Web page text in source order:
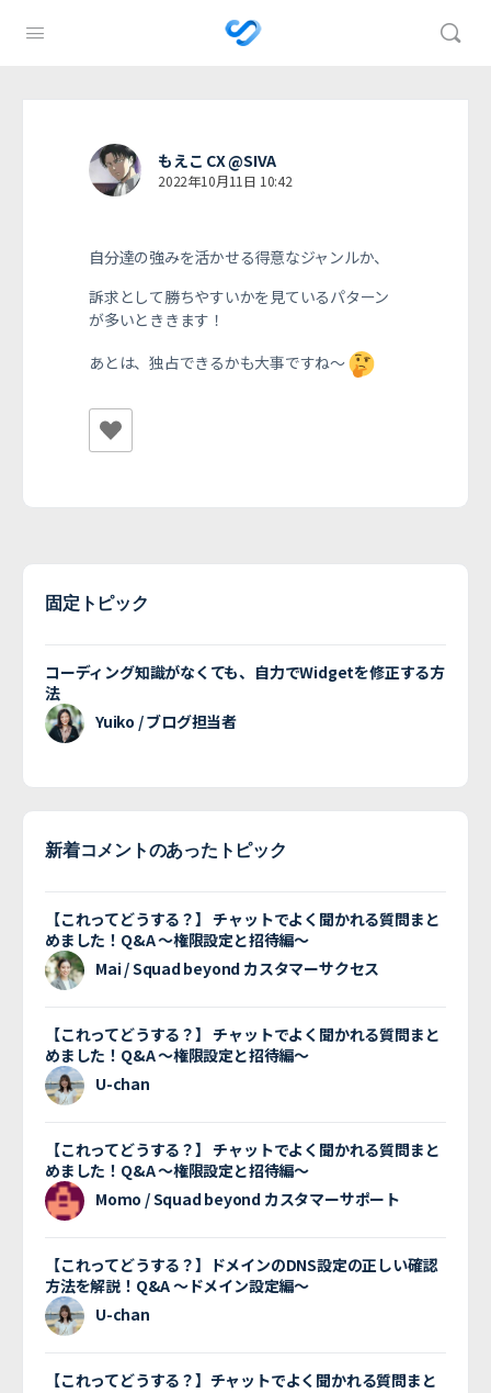
もえこ CX @SIVA
2022年10月11日 10:42
自分達の強みを活かせる得意なジャンルか、
訴求として勝ちやすいかを見ているパターン
が多いとききます！
あとは、独占できるかも大事ですね〜
固定トピック
コーディング知識がなくても、自力でWidgetを修正する方
法
Yuiko / ブログ担当者
新着コメントのあったトピック
【これってどうする？】 チャットでよく聞かれる質問まと
めました！Q&A 〜権限設定と招待編〜
Mai / Squad beyond カスタマーサクセス
【これってどうする？】 チャットでよく聞かれる質問まと
めました！Q&A 〜権限設定と招待編〜
U-chan
【これってどうする？】 チャットでよく聞かれる質問まと
めました！Q&A 〜権限設定と招待編〜
Momo / Squad beyond カスタマーサポート
【これってどうする？】ドメインのDNS設定の正しい確認
方法を解説！Q&A 〜ドメイン設定編〜
U-chan
【これってどうする？】チャットでよく聞かれる質問まと